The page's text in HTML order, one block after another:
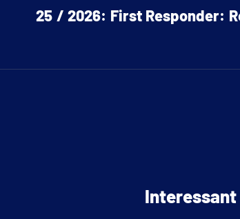
25 / 2026: First Responder:
Interessant